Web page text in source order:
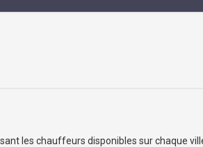
les chauffeurs disponibles sur chaque